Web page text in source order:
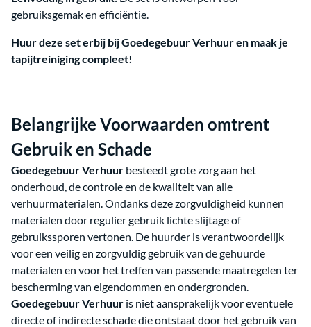
gebruiksgemak en efficiëntie.
Huur deze set erbij bij Goedegebuur Verhuur en maak je
tapijtreiniging compleet!
Belangrijke Voorwaarden omtrent
Gebruik en Schade
Goedegebuur Verhuur besteedt grote zorg aan het
onderhoud, de controle en de kwaliteit van alle
verhuurmaterialen. Ondanks deze zorgvuldigheid kunnen
materialen door regulier gebruik lichte slijtage of
gebruikssporen vertonen. De huurder is verantwoordelijk
voor een veilig en zorgvuldig gebruik van de gehuurde
materialen en voor het treffen van passende maatregelen ter
bescherming van eigendommen en ondergronden.
Goedegebuur Verhuur is niet aansprakelijk voor eventuele
directe of indirecte schade die ontstaat door het gebruik van